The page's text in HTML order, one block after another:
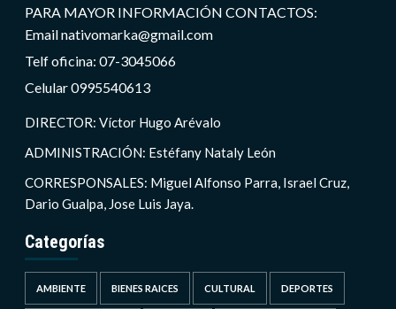
PARA MAYOR INFORMACIÓN CONTACTOS:
Email nativomarka@gmail.com
Telf oficina: 07-3045066
Celular 0995540613
DIRECTOR: Víctor Hugo Arévalo
ADMINISTRACIÓN: Estéfany Nataly León
CORRESPONSALES: Miguel Alfonso Parra, Israel Cruz,
Dario Gualpa, Jose Luis Jaya.
Categorías
AMBIENTE BIENES RAICES CULTURAL DEPORTES